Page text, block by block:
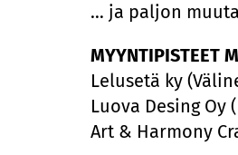
… ja paljon
MYYNTIPISTEET
Lelusetä ky
Luova Desing
Art & Harmony